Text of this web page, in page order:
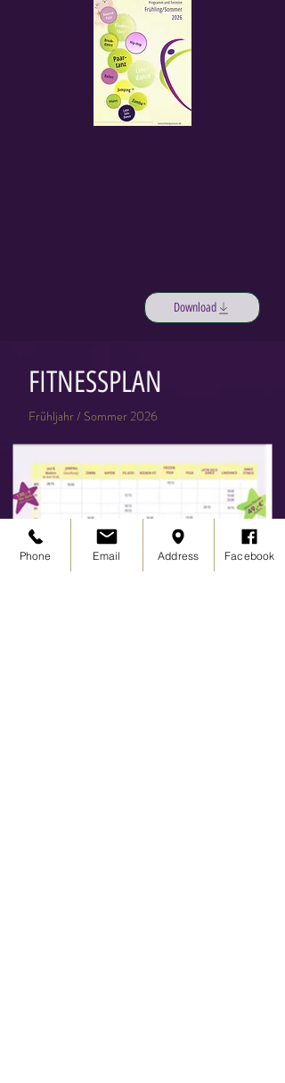
Download
FITNESSPLAN
Frühljahr / Sommer 2026
Phone Email Address Facebook